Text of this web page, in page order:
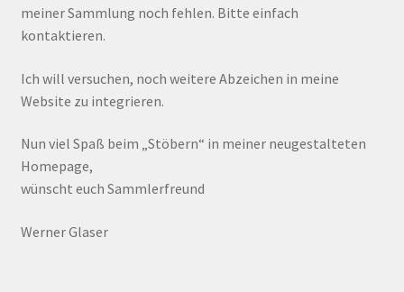
meiner Sammlung noch fehlen. Bitte einfach
kontaktieren.
Ich will versuchen, noch weitere Abzeichen in meine
Website zu integrieren.
Nun viel Spaß beim „Stöbern“ in meiner neugestalteten
Homepage,
wünscht euch Sammlerfreund
Werner Glaser